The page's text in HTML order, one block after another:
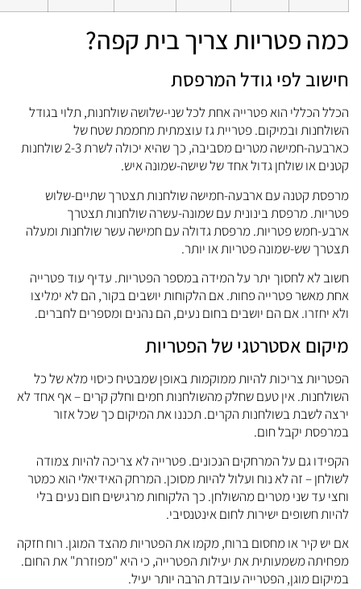
כמה פטריות צריך בית קפה?
חישוב לפי גודל המרפסת
הכלל הכללי הוא פטרייה אחת לכל שני-שלושה שולחנות, תלוי בגודל
השולחנות ובמיקום. פטריית גז עוצמתית מחממת שטח של
כארבעה-חמישה מטרים מסביבה, כך שהיא יכולה לשרת 2-3 שולחנות
קטנים או שולחן גדול אחד של שישה-שמונה איש.
מרפסת קטנה עם ארבעה-חמישה שולחנות תצטרך שתיים-שלוש
פטריות. מרפסת בינונית עם שמונה-עשרה שולחנות תצטרך
ארבע-חמש פטריות. מרפסת גדולה עם חמישה עשר שולחנות ומעלה
תצטרך שש-שמונה פטריות או יותר.
חשוב לא לחסוך יתר על המידה במספר הפטריות. עדיף עוד פטרייה
אחת מאשר פטרייה פחות. אם הלקוחות יושבים בקור, הם לא ימליצו
ולא יחזרו. אם הם יושבים בחום נעים, הם נהנים ומספרים לחברים.
מיקום אסטרטגי של הפטריות
הפטריות צריכות להיות ממוקמות באופן שמבטיח כיסוי מלא של כל
השולחנות. אין טעם שחלק מהשולחנות חמים וחלק קרים – אף אחד לא
ירצה לשבת בשולחנות הקרים. תכננו את המיקום כך שכל אזור
במרפסת יקבל חום.
הקפידו גם על המרחקים הנכונים. פטרייה לא צריכה להיות צמודה
לשולחן – זה לא נוח ועלול להיות מסוכן. המרחק האידיאלי הוא כמטר
וחצי עד שני מטרים מהשולחן. כך הלקוחות מרגישים חום נעים בלי
להיות חשופים ישירות לחום אינטנסיבי.
אם יש קיר או מחסום ברוח, מקמו את הפטריות מהצד המוגן. רוח חזקה
מפחיתה משמעותית את יעילות הפטרייה, כי היא "מפוזרת" את החום.
במיקום מוגן, הפטרייה עובדת הרבה יותר יעיל.